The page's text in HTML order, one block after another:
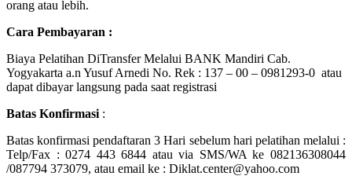
orang atau lebih.
Cara Pembayaran :
Biaya Pelatihan DiTransfer Melalui BANK Mandiri Cab.
Yogyakarta a.n Yusuf Arnedi No. Rek : 137 – 00 – 0981293-0 atau
dapat dibayar langsung pada saat registrasi
Batas Konfirmasi :
Batas konfirmasi pendaftaran 3 Hari sebelum hari pelatihan melalui :
Telp/Fax : 0274 443 6844 atau via SMS/WA ke 082136308044
/087794 373079, atau email ke : Diklat.center@yahoo.com